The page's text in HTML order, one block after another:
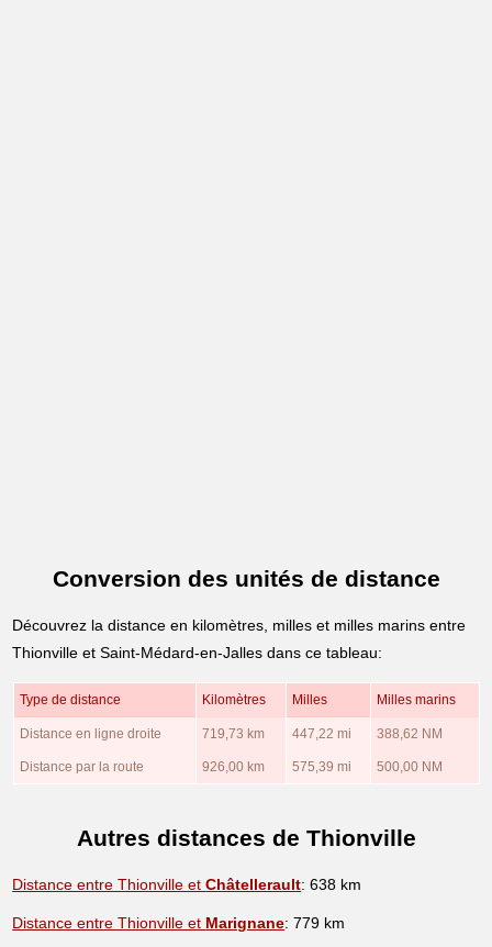
Conversion des unités de distance
Découvrez la distance en kilomètres, milles et milles marins entre
Thionville et Saint-Médard-en-Jalles dans ce tableau:
Type de distance Kilomètres Milles Milles marins
Distance en ligne droite 719,73 km 447,22 mi 388,62 NM
Distance par la route 926,00 km 575,39 mi 500,00 NM
Autres distances de Thionville
Distance entre Thionville etChâtellerault: 638 km
Distance entre Thionville et Marignane: 779 km